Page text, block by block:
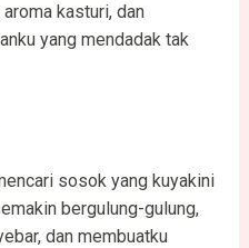
kasturi, dan
yang mendadak tak
sosok yang kuyakini
bergulung-gulung,
dan membuatku